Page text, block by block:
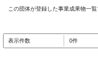
この団体が登録した事業成果物一
表示件数 0件